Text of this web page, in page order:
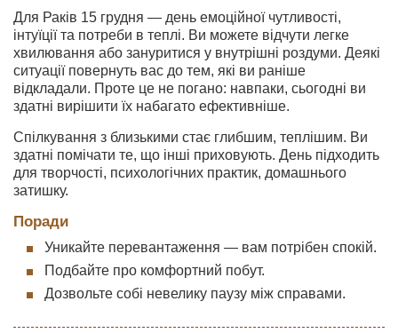
Для Раків 15 грудня — день емоційної чутливості,
інтуїції та потреби в теплі. Ви можете відчути легке
хвилювання або зануритися у внутрішні роздуми. Деякі
ситуації повернуть вас до тем, які ви раніше
відкладали. Проте це не погано: навпаки, сьогодні ви
здатні вирішити їх набагато ефективніше.
Спілкування з близькими стає глибшим, теплішим. Ви
здатні помічати те, що інші приховують. День підходить
для творчості, психологічних практик, домашнього
затишку.
Поради
Уникайте перевантаження — вам потрібен спокій.
Подбайте про комфортний побут.
Дозвольте собі невелику паузу між справами.